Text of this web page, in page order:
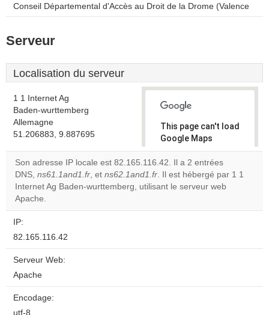
Conseil Départemental d'Accès au Droit de la Drome (Valence
Serveur
Localisation du serveur
1 1 Internet Ag
Baden-wurttemberg
Allemagne
51.206883, 9.887695
This page can't load
Google Maps
correctly.
Do you
own this
Son adresse IP locale est 82.165.116.42. Il a 2 entrées
DNS, ns61.1and1.fr, et ns62.1and1.fr. Il est hébergé par 1 1
Internet Ag Baden-wurttemberg, utilisant le serveur web
Apache.
IP:
82.165.116.42
Serveur Web:
Apache
Encodage:
utf-8